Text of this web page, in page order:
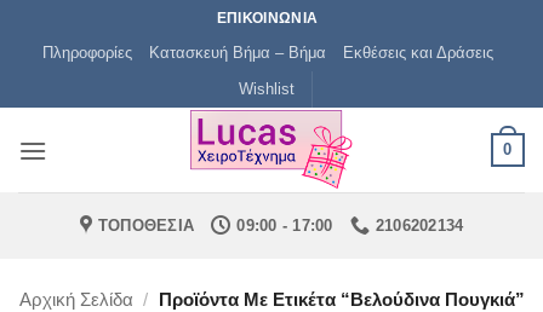
ΕΠΙΚΟΙΝΩΝΙΑ
Πληροφορίες Κατασκευή Βήμα – Βήμα
Εκθέσεις και Δράσεις
Wishlist
0
ΤΟΠΟΘΕΣΙΑ 09:00 - 17:00 2106202134
Αρχική Σελίδα / Προϊόντα Με Ετικέτα “βελούδινα Πουγκιά”